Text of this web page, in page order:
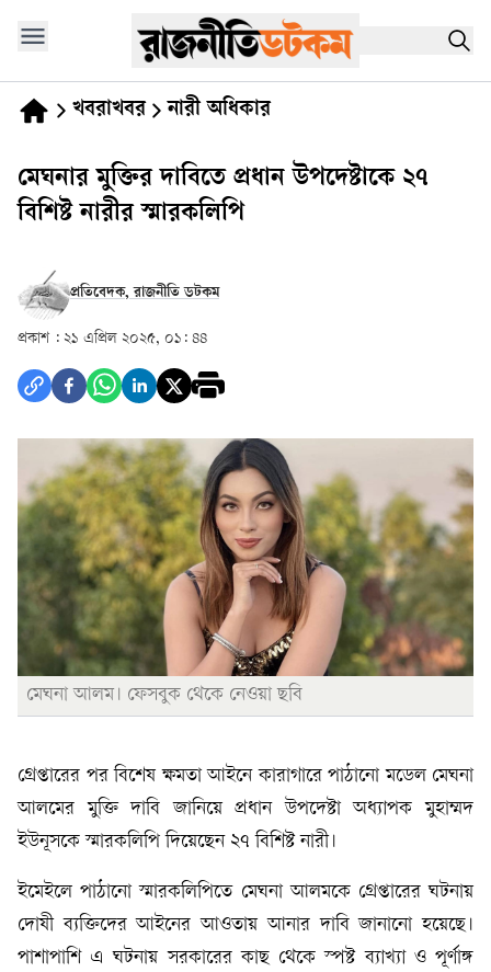
খবরাখবর নারী অধিকার
মেঘনার মুক্তির দাবিতে প্রধান উপদেষ্টাকে ২৭
বিশিষ্ট নারীর স্মারকলিপি
প্রতিবেদক, রাজনীতি ডটকম
প্রকাশ : ২১ এপ্রিল ২০২৫, ০১: ৪৪
মেঘনা আলম। ফেসবুক থেকে নেওয়া ছবি
গ্রেপ্তারের পর বিশেষ ক্ষমতা আইনে কারাগারে পাঠানো মডেল মেঘনা
আলমের মুক্তি দাবি জানিয়ে প্রধান উপদেষ্টা অধ্যাপক মুহাম্মদ
ইউনূসকে স্মারকলিপি দিয়েছেন ২৭ বিশিষ্ট নারী।
ইমেইলে পাঠানো স্মারকলিপিতে মেঘনা আলমকে গ্রেপ্তারের ঘটনায়
দোষী ব্যক্তিদের আইনের আওতায় আনার দাবি জানানো হয়েছে।
পাশাপাশি এ ঘটনায় সরকারের কাছ থেকে স্পষ্ট ব্যাখ্যা ও পূর্ণাঙ্গ